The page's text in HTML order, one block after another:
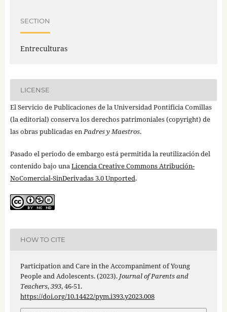
SECTION
Entreculturas
LICENSE
El Servicio de Publicaciones de la Universidad Pontificia Comillas
(la editorial) conserva los derechos patrimoniales (copyright) de
las obras publicadas enPadres y Maestros.
Pasado el periodo de embargo está permitida la reutilización del
contenido bajo unaLicencia Creative Commons Atribución-
NoComercial-SinDerivadas 3.0 Unported.
HOW TO CITE
Participation and Care in the Accompaniment of Young
People and Adolescents. (2023). Journal of Parents and
Teachers,393, 46-51.
https://doi.org/10.14422/pym.i393.y2023.008